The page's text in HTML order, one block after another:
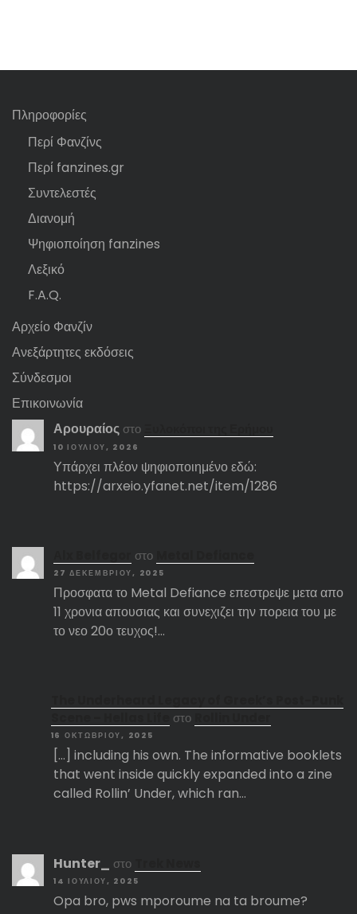
Πληροφορίες
Περί Φανζίνς
Περί fanzines.gr
Συντελεστές
Διανομή
Ψηφιοποίηση fanzines
Λεξικό
F.A.Q.
Αρχείο Φανζίν
Ανεξάρτητες εκδόσεις
Σύνδεσμοι
Επικοινωνία
Αρουραίος στο
10 ΙΟΥΛΊΟΥ, 2026
Υπάρχει πλέον ψηφιοποιημένο εδώ:
https://arxeio.yfanet.net/item/1286
στο
27 ΔΕΚΕΜΒΡΊΟΥ, 2025
Προσφατα το Metal Defiance επεστρεψε μετα απο
11 χρονια απουσιας και συνεχιζει την πορεια του με
το νεο 20ο τευχος!…
στο
16 ΟΚΤΩΒΡΊΟΥ, 2025
[…] including his own. The informative booklets
that went inside quickly expanded into a zine
called Rollin’ Under, which ran…
Hunter_ στο
14 ΙΟΥΛΊΟΥ, 2025
Opa bro, pws mporoume na ta broume?